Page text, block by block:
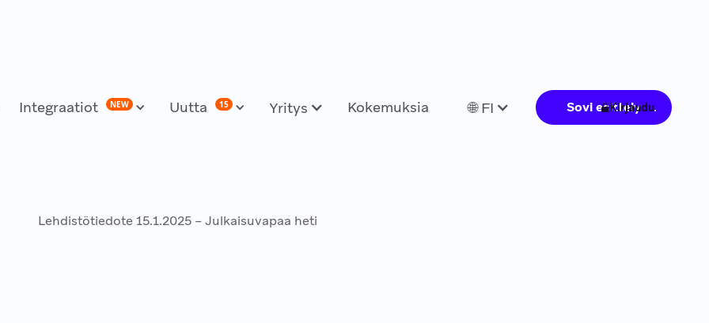
Integraatiot NEW Uutta 15 Yritys Kokemuksia 🌐 FI Sovi esittely
Kirjaudu
Lehdistötiedote‍ 15.1.2025 – Julkaisuvapaa heti